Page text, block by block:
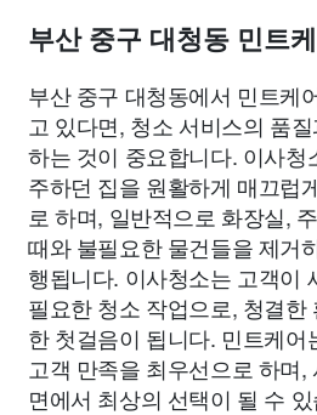
부산 중구 대청동 민트
부산 중구 대청동에서 민트케
고 있다면, 청소 서비스의 품
하는 것이 중요합니다. 이사청
주하던 집을 원활하게 매끄럽
로 하며, 일반적으로 화장실,
때와 불필요한 물건들을 제거
행됩니다. 이사청소는 고객이
필요한 청소 작업으로, 청결한
한 첫걸음이 됩니다. 민트케어
고객 만족을 최우선으로 하며,
면에서 최상의 선택이 될 수